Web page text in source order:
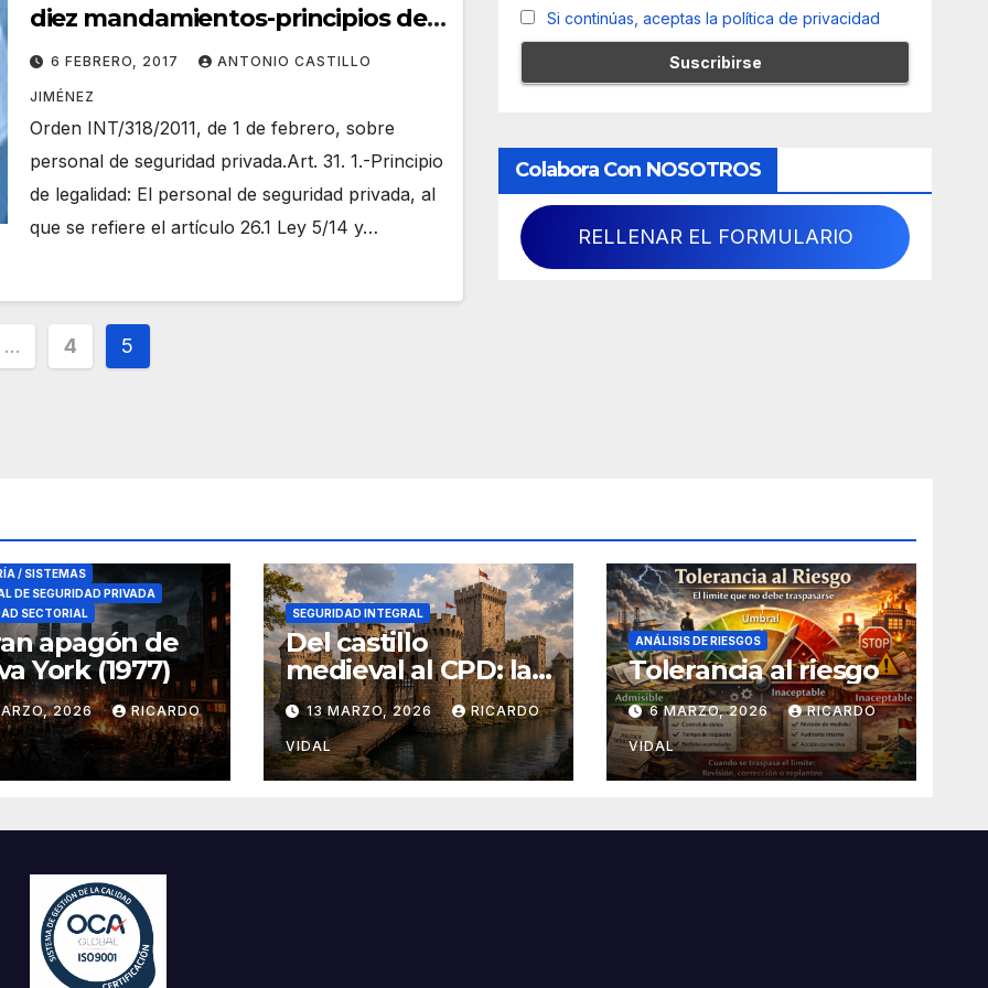
diez mandamientos-principios del
personal de seguridad privada.
6 FEBRERO, 2017 ANTONIO CASTILLO
JIMÉNEZ
Orden INT/318/2011, de 1 de febrero, sobre
personal de seguridad privada.Art. 31. 1.-Principio
de legalidad: El personal de seguridad privada, al
que se refiere el artículo 26.1 Ley 5/14 y…
… 4 5
Si continúas, aceptas la política de privacidad
Colabora Con NOSOTROS
RELLENAR EL FORMULARIO
/ SISTEMAS
DE SEGURIDAD PRIVADA
SECTORIAL
apagón de
York (1977)
2026 RICARDO
SEGURIDAD INTEGRAL
Del castillo
medieval al CPD: la
seguridad por capas
13 MARZO, 2026 RICARDO
VIDAL
ANÁLISIS DE RIESGOS
Tolerancia al riesgo
6 MARZO, 2026 RICARDO
VIDAL